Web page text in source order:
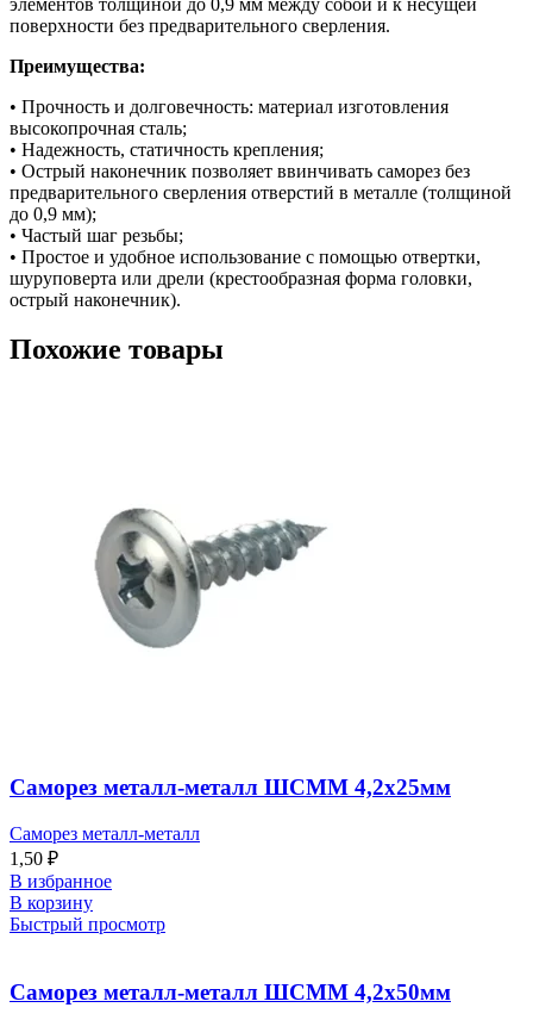
поверхности без предварительного сверления.
Преимущества:
• Прочность и долговечность: материал изготовления
высокопрочная сталь;
• Надежность, статичность крепления;
• Острый наконечник позволяет ввинчивать саморез без
предварительного сверления отверстий в металле (толщиной
до 0,9 мм);
• Частый шаг резьбы;
• Простое и удобное использование с помощью отвертки,
шуруповерта или дрели (крестообразная форма головки,
острый наконечник).
Похожие товары
Саморез металл-металл ШСММ 4,2х25мм
Саморез металл-металл
1,50 ₽
В избранное
В корзину
Быстрый просмотр
Саморез металл-металл ШСММ 4,2х50мм